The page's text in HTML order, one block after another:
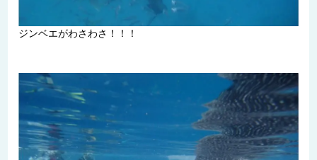
ジンベエがわさわさ！！！